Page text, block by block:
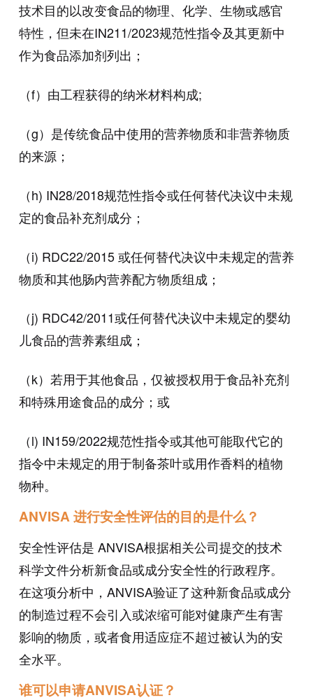
技术目的以改变食品的物理、化学、生物或感官
特性，但未在IN211/2023规范性指令及其更新中
作为食品添加剂列出；
（f）由工程获得的纳米材料构成;
（g）是传统食品中使用的营养物质和非营养物质
的来源；
（h) IN28/2018规范性指令或任何替代决议中未规
定的食品补充剂成分；
（i) RDC22/2015 或任何替代决议中未规定的营养
物质和其他肠内营养配方物质组成；
（j) RDC42/2011或任何替代决议中未规定的婴幼
儿食品的营养素组成；
（k）若用于其他食品，仅被授权用于食品补充剂
和特殊用途食品的成分；或
（l) IN159/2022规范性指令或其他可能取代它的
指令中未规定的用于制备茶叶或用作香料的植物
物种。
ANVISA 进行安全性评估的目的是什么？
安全性评估是 ANVISA根据相关公司提交的技术
科学文件分析新食品或成分安全性的行政程序。
在这项分析中，ANVISA验证了这种新食品或成分
的制造过程不会引入或浓缩可能对健康产生有害
影响的物质，或者食用适应症不超过被认为的安
全水平。
谁可以申请ANVISA认证？